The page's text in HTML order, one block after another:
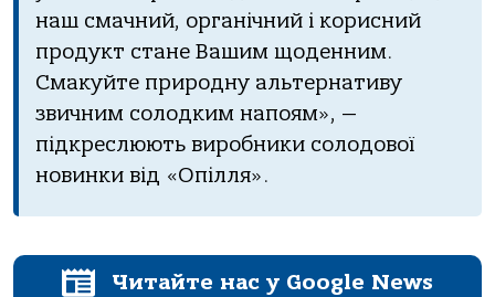
наш смачний, органічний і корисний
продукт стане Вашим щоденним.
Смакуйте природну альтернативу
звичним солодким напоям», —
підкреслюють виробники солодової
новинки від «Опілля».
Читайте нас у Google News